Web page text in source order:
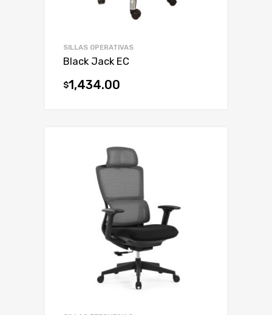
SILLAS OPERATIVAS
Black Jack EC
$1,434.00